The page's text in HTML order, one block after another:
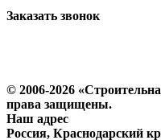
Заказать звонок
© 2006-2026
права защищены.
Наш адрес
Россия, Краснодарский